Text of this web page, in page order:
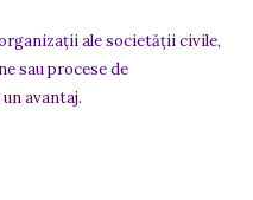
ale societății civile,
sau procese de
avantaj.